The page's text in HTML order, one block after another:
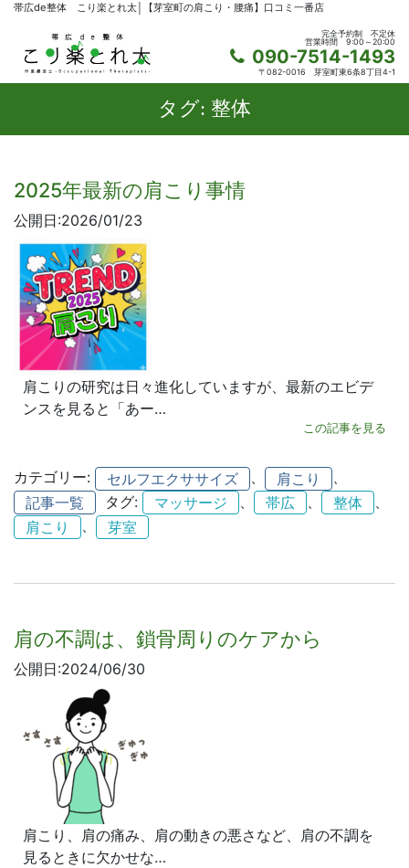
帯広de整体 こり楽とれ太│【芽室町の肩こり・腰痛】口コミ一番店
完全予約制
不定休
営業時間
9:00～20:00
090-7514-1493
〒082-0016 芽室町東6条8丁目4-1
タグ: 整体
2025年最新の肩こり事情
公開日:2026/01/23
肩こりの研究は日々進化していますが、最新のエビデ
ンスを見ると「あー…
この記事を見る
カテゴリー: セルフエクササイズ 、 肩こり
、
記事一覧
タグ: マッサージ 帯広 整体
肩こり
、 芽室
肩の不調は、鎖骨周りのケアから
公開日:2024/06/30
肩こり、肩の痛み、肩の動きの悪さなど、肩の不調を
見るときに欠かせな…